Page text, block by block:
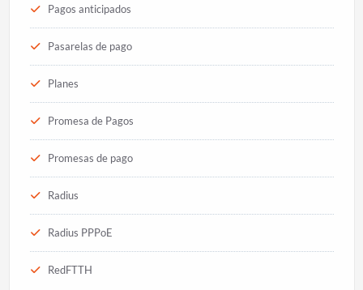
Pagos anticipados
Pasarelas de pago
Planes
Promesa de Pagos
Promesas de pago
Radius
Radius PPPoE
RedFTTH